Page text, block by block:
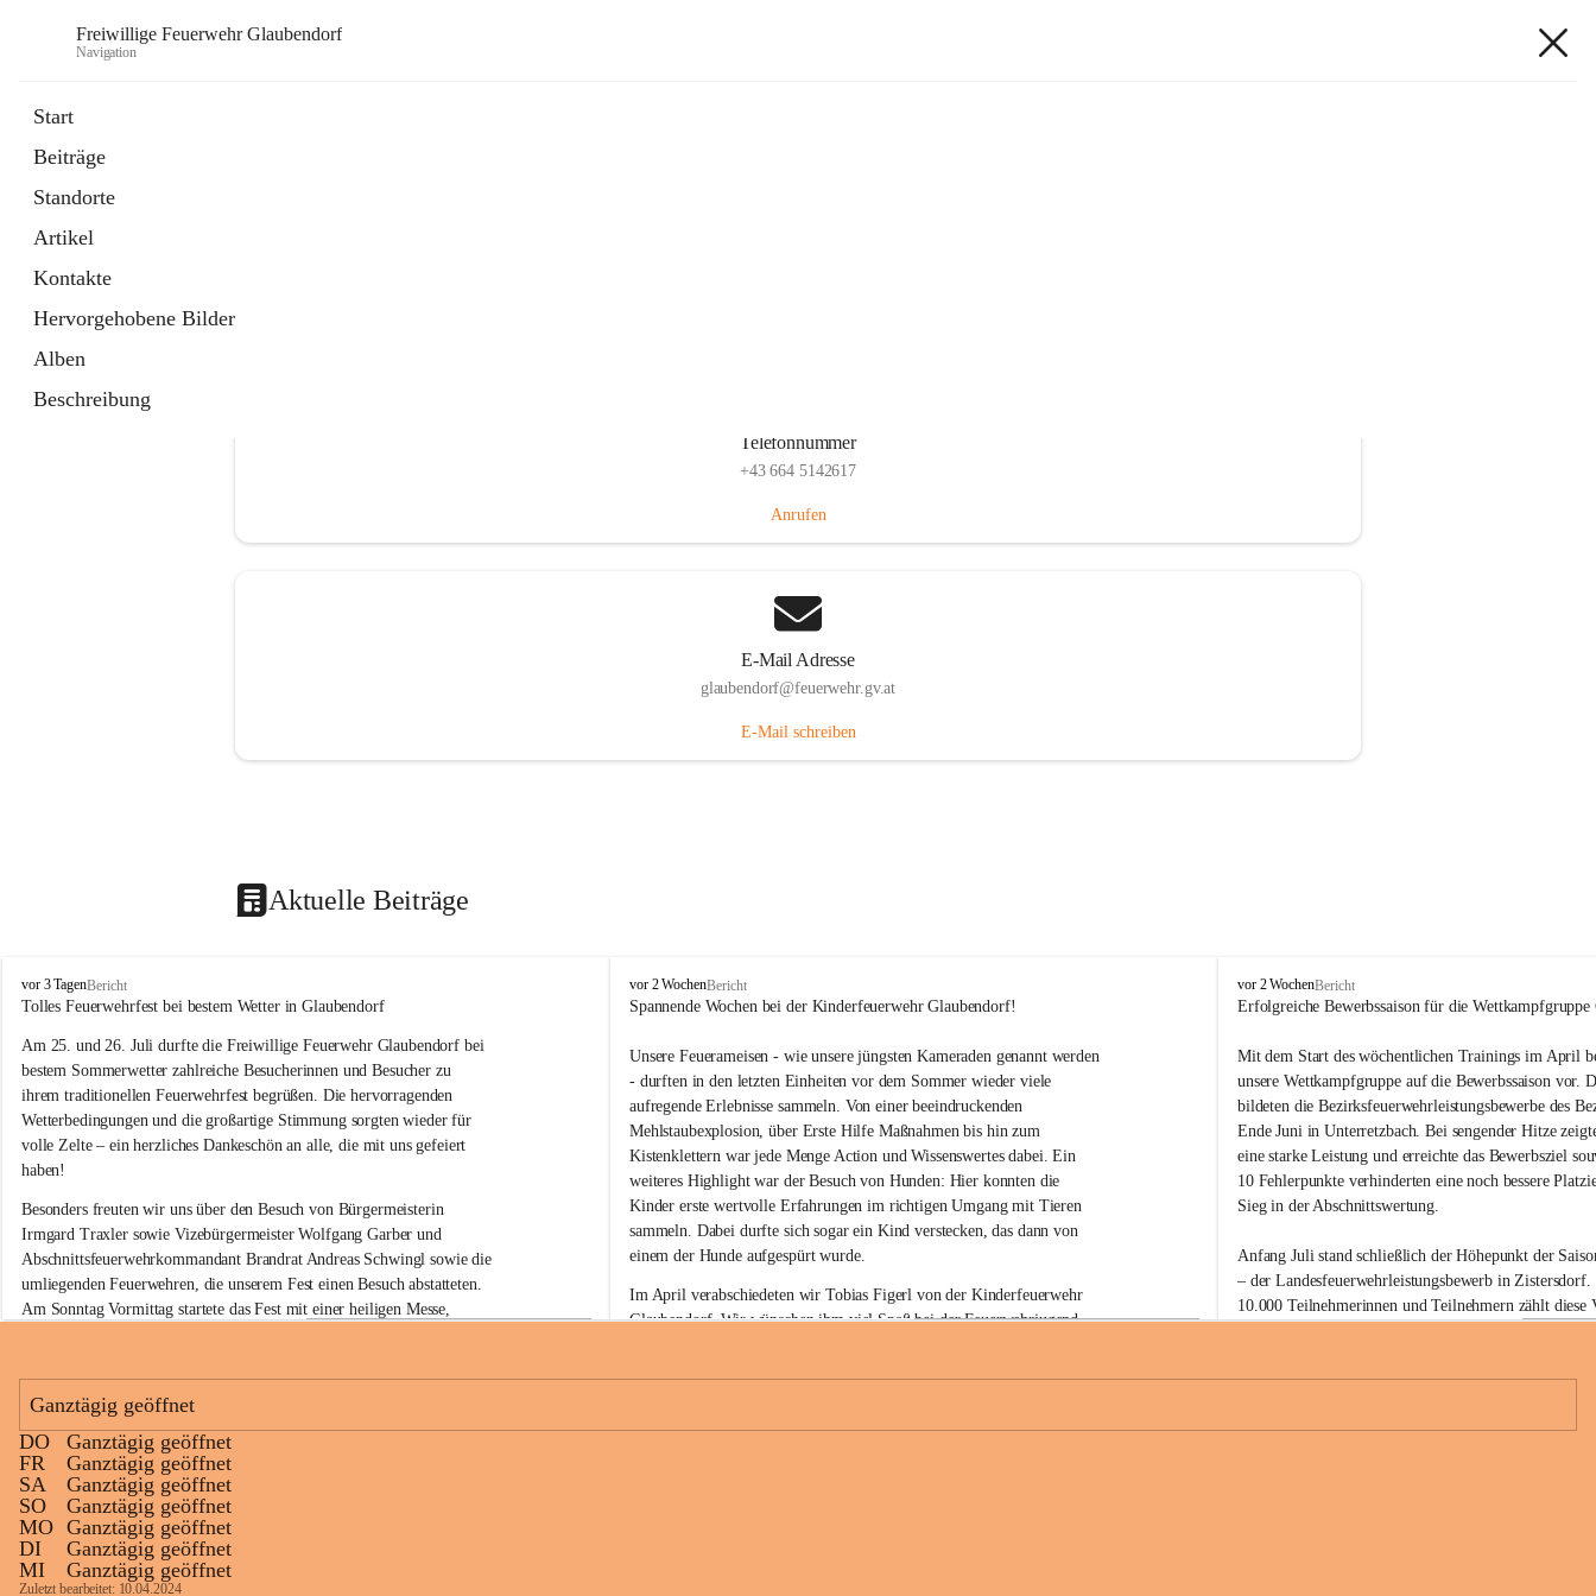
Freiwillige Feuerwehr Glaubendorf
Navigation
Start
Beiträge
Standorte
Artikel
Kontakte
Hervorgehobene Bilder
Alben
Beschreibung
Telefonnummer
+43 664 5142617
Anrufen
E-Mail Adresse
glaubendorf@feuerwehr.gv.at
E-Mail schreiben
Aktuelle Beiträge
F
r
i
w
i
l
i
g
e
F
e
u
e
r
w
G
l
a
u
b
e
n
d
o
vor 3 TagenBericht
Tolles Feuerwehrfest bei bestem Wetter in Glaubendorf
Am 25. und 26. Juli durfte die Freiwillige Feuerwehr Glaubendorf bei
bestem Sommerwetter zahlreiche Besucherinnen und Besucher zu
ihrem traditionellen Feuerwehrfest begrüßen. Die hervorragenden
Wetterbedingungen und die großartige Stimmung sorgten wieder für
volle Zelte – ein herzliches Dankeschön an alle, die mit uns gefeiert
haben!
Besonders freuten wir uns über den Besuch von Bürgermeisterin
Irmgard Traxler sowie Vizebürgermeister Wolfgang Garber und
Abschnittsfeuerwehrkommandant Brandrat Andreas Schwingl sowie die
umliegenden Feuerwehren, die unserem Fest einen Besuch abstatteten.
Am Sonntag Vormittag startete das Fest mit einer heiligen Messe,
Musikverein Rußbach, der mit seinem Frühschoppenkonzert beste
Eine Hüpfburg sowie verschiedene Spiele sorgten für jede Menge Spaß
und Unterhaltung.
Kulinarisch war ebenfalls für jeden Geschmack etwas dabei. Neben
köstlichen Grillspezialitäten am gesamten Wochenende standen am
Sonntag die beliebten Surschnitzel auf dem Speiseplan. In der Weinbar
konnten die Besucherinnen und Besucher ausgewählte Glaubendorfer
F
r
i
l
l
i
g
e
e
u
e
r
w
l
vor 2 WochenBericht
Spannende Wochen bei der Kinderfeuerwehr Glaubendorf!
Unsere Feuerameisen - wie unsere jüngsten Kameraden genannt werden
- durften in den letzten Einheiten vor dem Sommer wieder viele
aufregende Erlebnisse sammeln. Von einer beeindruckenden
Mehlstaubexplosion, über Erste Hilfe Maßnahmen bis hin zum
Kistenklettern war jede Menge Action und Wissenswertes dabei. Ein
weiteres Highlight war der Besuch von Hunden: Hier konnten die
Kinder erste wertvolle Erfahrungen im richtigen Umgang mit Tieren
sammeln. Dabei durfte sich sogar ein Kind verstecken, das dann von
einem der Hunde aufgespürt wurde.
Im April verabschiedeten wir Tobias Figerl von der Kinderfeuerwehr
Glaubendorf. Wir wünschen ihm viel Spaß bei der Feuerwehrjugend
Den Abschluss vor den Sommerferien im Juni bildete für unsere
Temperaturen sorgten Wasserspiele und Eis für eine willkommene
F
r
i
i
l
l
i
g
e
u
e
r
w
l
vor 2 WochenBericht
Erfolgreiche Bewerbssaison für die Wettkampfgruppe
Mit dem Start des wöchentlichen Trainings im April
unsere Wettkampfgruppe auf die Bewerbssaison vor.
bildeten die Bezirksfeuerwehrleistungsbewerbe des
Ende Juni in Unterretzbach. Bei sengender Hitze
eine starke Leistung und erreichte das Bewerbsziel
10 Fehlerpunkte verhinderten eine noch bessere
Sieg in der Abschnittswertung.
Anfang Juli stand schließlich der Höhepunkt der
– der Landesfeuerwehrleistungsbewerb in
10.000 Teilnehmerinnen und Teilnehmern zählt diese
diesmal fehlerfrei.
Mit der drittschnellsten Zeit aller teilnehmenden
Ganztägig geöffnet
DO
Ganztägig geöffnet
FR
Ganztägig geöffnet
SA
Ganztägig geöffnet
SO
Ganztägig geöffnet
MO Ganztägig geöffnet
DI
Ganztägig geöffnet
MI
Ganztägig geöffnet
Zuletzt bearbeitet: 10.04.2024